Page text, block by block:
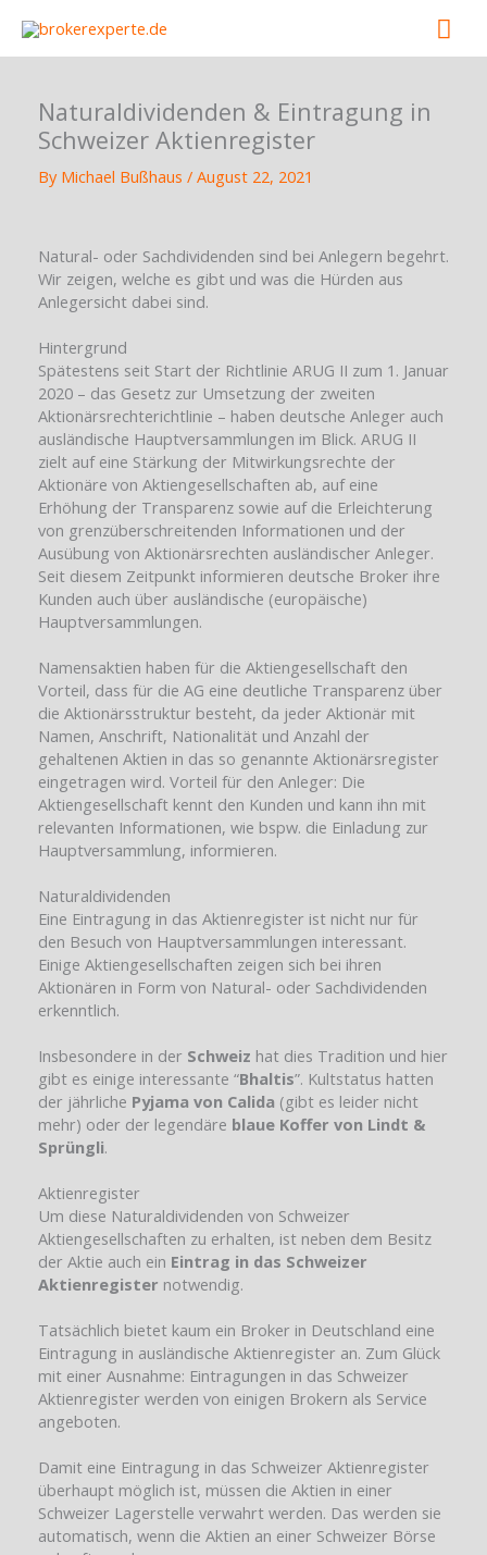
content
Naturaldividenden & Eintragung in
Schweizer Aktienregister
By Michael Bußhaus / August 22, 2021
Natural- oder Sachdividenden sind bei Anlegern begehrt.
Wir zeigen, welche es gibt und was die Hürden aus
Anlegersicht dabei sind.
Hintergrund
Spätestens seit Start der Richtlinie ARUG II zum 1. Januar
2020 – das Gesetz zur Umsetzung der zweiten
Aktionärsrechterichtlinie – haben deutsche Anleger auch
ausländische Hauptversammlungen im Blick. ARUG II
zielt auf eine Stärkung der Mitwirkungsrechte der
Aktionäre von Aktiengesellschaften ab, auf eine
Erhöhung der Transparenz sowie auf die Erleichterung
von grenzüberschreitenden Informationen und der
Ausübung von Aktionärsrechten ausländischer Anleger.
Seit diesem Zeitpunkt informieren deutsche Broker ihre
Kunden auch über ausländische (europäische)
Hauptversammlungen.
Namensaktien haben für die Aktiengesellschaft den
Vorteil, dass für die AG eine deutliche Transparenz über
die Aktionärsstruktur besteht, da jeder Aktionär mit
Namen, Anschrift, Nationalität und Anzahl der
gehaltenen Aktien in das so genannte Aktionärsregister
eingetragen wird. Vorteil für den Anleger: Die
Aktiengesellschaft kennt den Kunden und kann ihn mit
relevanten Informationen, wie bspw. die Einladung zur
Hauptversammlung, informieren.
Naturaldividenden
Eine Eintragung in das Aktienregister ist nicht nur für
den Besuch von Hauptversammlungen interessant.
Einige Aktiengesellschaften zeigen sich bei ihren
Aktionären in Form von Natural- oder Sachdividenden
erkenntlich.
Insbesondere in der Schweiz hat dies Tradition und hier
gibt es einige interessante “Bhaltis”. Kultstatus hatten
der jährliche Pyjama von Calida (gibt es leider nicht
mehr) oder der legendäre blaue Koffer von Lindt &
Sprüngli.
Aktienregister
Um diese Naturaldividenden von Schweizer
Aktiengesellschaften zu erhalten, ist neben dem Besitz
der Aktie auch ein Eintrag in das Schweizer
Aktienregister notwendig.
Tatsächlich bietet kaum ein Broker in Deutschland eine
Eintragung in ausländische Aktienregister an. Zum Glück
mit einer Ausnahme: Eintragungen in das Schweizer
Aktienregister werden von einigen Brokern als Service
angeboten.
Damit eine Eintragung in das Schweizer Aktienregister
überhaupt möglich ist, müssen die Aktien in einer
Schweizer Lagerstelle verwahrt werden. Das werden sie
automatisch, wenn die Aktien an einer Schweizer Börse